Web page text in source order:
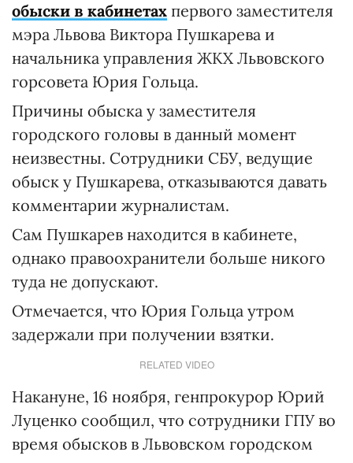
обыски в кабинетах первого заместителя
мэра Львова Виктора Пушкарева и
начальника управления ЖКХ Львовского
горсовета Юрия Гольца.
Причины обыска у заместителя
городского головы в данный момент
неизвестны. Сотрудники СБУ, ведущие
обыск у Пушкарева, отказываются давать
комментарии журналистам.
Сам Пушкарев находится в кабинете,
однако правоохранители больше никого
туда не допускают.
Отмечается, что Юрия Гольца утром
задержали при получении взятки.
RELATED VIDEO
Накануне, 16 ноября, генпрокурор Юрий
Луценко сообщил, что сотрудники ГПУ во
время обысков в Львовском городском